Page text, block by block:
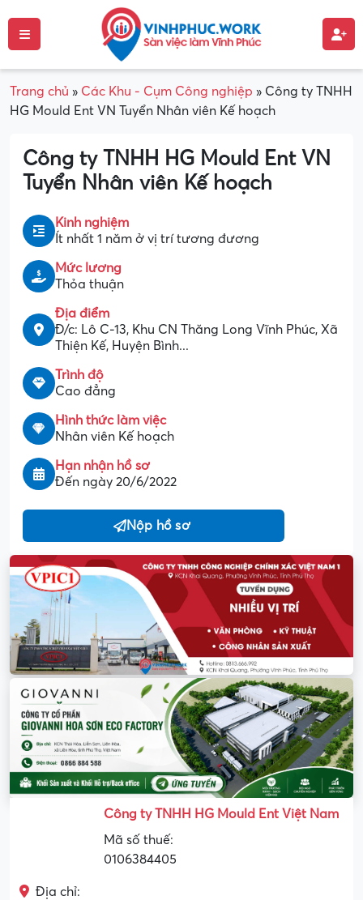
Trang chủ » Các Khu - Cụm Công nghiệp » Công ty TNHH
HG Mould Ent VN Tuyển Nhân viên Kế hoạch
Công ty TNHH HG Mould Ent VN
Tuyển Nhân viên Kế hoạch
Kinh nghiệm
Ít nhất 1 năm ở vị trí tương đương
Mức lương
Thỏa thuận
Địa điểm
Đ/c: Lô C-13, Khu CN Thăng Long Vĩnh Phúc, Xã
Thiện Kế, Huyện Bình...
Trình độ
Cao đẳng
Hình thức làm việc
Nhân viên Kế hoạch
Hạn nhận hồ sơ
Đến ngày 20/6/2022
Nộp hồ sơ
Công ty TNHH HG Mould Ent Việt Nam
Mã số thuế:
0106384405
Địa chỉ: